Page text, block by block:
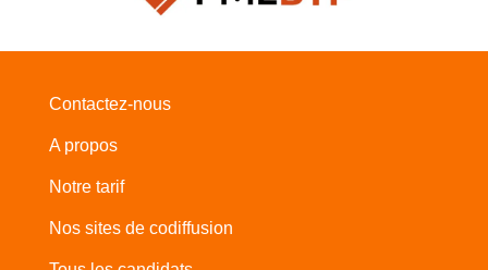
Contactez-nous
A propos
Notre tarif
Nos sites de codiffusion